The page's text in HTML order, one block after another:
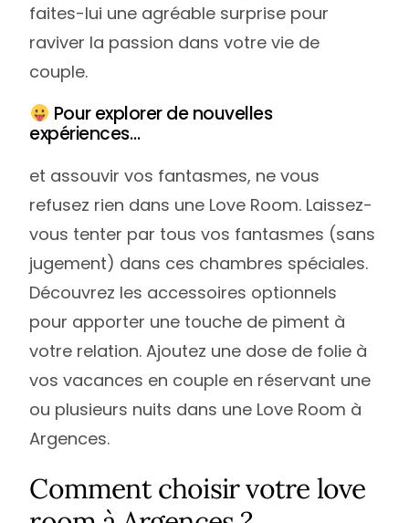
faites-lui une agréable surprise pour
raviver la passion dans votre vie de
couple.
Pour explorer de nouvelles
expériences…
et assouvir vos fantasmes, ne vous
refusez rien dans une Love Room. Laissez-
vous tenter par tous vos fantasmes (sans
jugement) dans ces chambres spéciales.
Découvrez les accessoires optionnels
pour apporter une touche de piment à
votre relation. Ajoutez une dose de folie à
vos vacances en couple en réservant une
ou plusieurs nuits dans une Love Room à
Argences.
Comment choisir votre love